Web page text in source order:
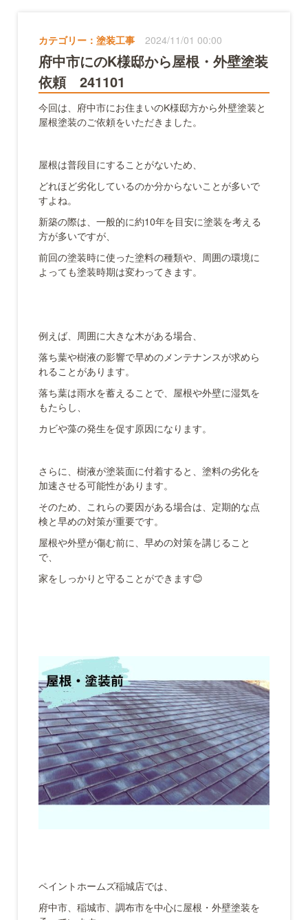
カテゴリー：塗装工事 2024/11/01 00:00
府中市にのK様邸から屋根・外壁塗装
依頼 241101
今回は、府中市にお住まいのK様邸方から外壁塗装と
屋根塗装のご依頼をいただきました。
屋根は普段目にすることがないため、
どれほど劣化しているのか分からないことが多いで
すよね。
新築の際は、一般的に約10年を目安に塗装を考える
方が多いですが、
前回の塗装時に使った塗料の種類や、周囲の環境に
よっても塗装時期は変わってきます。
例えば、周囲に大きな木がある場合、
落ち葉や樹液の影響で早めのメンテナンスが求めら
れることがあります。
落ち葉は雨水を蓄えることで、屋根や外壁に湿気を
もたらし、
カビや藻の発生を促す原因になります。
さらに、樹液が塗装面に付着すると、塗料の劣化を
加速させる可能性があります。
そのため、これらの要因がある場合は、定期的な点
検と早めの対策が重要です。
屋根や外壁が傷む前に、早めの対策を講じること
で、
家をしっかりと守ることができます😊
ペイントホームズ稲城店では、
府中市、稲城市、調布市を中心に屋根・外壁塗装を